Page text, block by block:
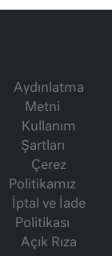
Aydınlatma
Metni
Kullanım
Şartları
Çerez
Politikamız
İptal ve İade
Politikası
Açık Rıza